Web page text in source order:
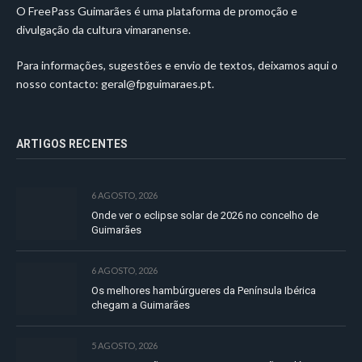
O FreePass Guimarães é uma plataforma de promoção e
divulgação da cultura vimaranense.
Para informações, sugestões e envio de textos, deixamos aqui o
nosso contacto: geral@fpguimaraes.pt.
ARTIGOS RECENTES
6 AGOSTO, 2026
Onde ver o eclipse solar de 2026 no concelho de
Guimarães
6 AGOSTO, 2026
Os melhores hambúrgueres da Península Ibérica
chegam a Guimarães
5 AGOSTO, 2026